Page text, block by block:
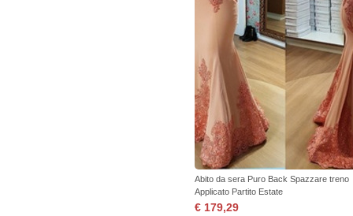
Abito da sera Puro Back Spazzare treno
Applicato Partito Estate
€ 179,29